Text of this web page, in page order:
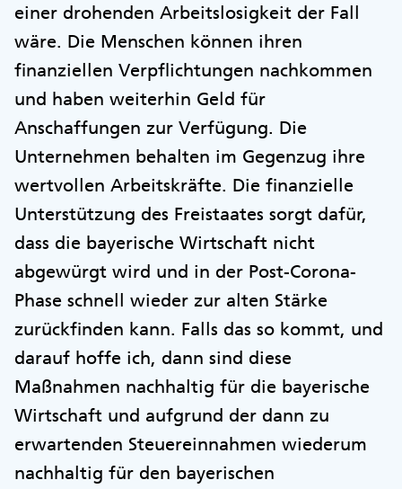
einer drohenden Arbeitslosigkeit der Fall
wäre. Die Menschen können ihren
finanziellen Verpflichtungen nachkommen
und haben weiterhin Geld für
Anschaffungen zur Verfügung. Die
Unternehmen behalten im Gegenzug ihre
wertvollen Arbeitskräfte. Die finanzielle
Unterstützung des Freistaates sorgt dafür,
dass die bayerische Wirtschaft nicht
abgewürgt wird und in der Post-Corona-
Phase schnell wieder zur alten Stärke
zurückfinden kann. Falls das so kommt, und
darauf hoffe ich, dann sind diese
Maßnahmen nachhaltig für die bayerische
Wirtschaft und aufgrund der dann zu
erwartenden Steuereinnahmen wiederum
nachhaltig für den bayerischen